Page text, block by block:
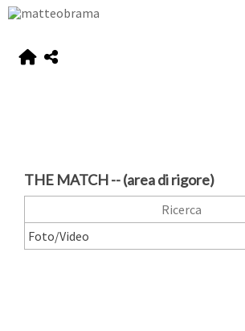
THE MATCH -- (area di rigore)